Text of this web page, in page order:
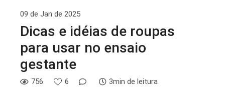
09 de Jan de 2025
Dicas e idéias de roupas
para usar no ensaio
gestante
756 6 3min de leitura